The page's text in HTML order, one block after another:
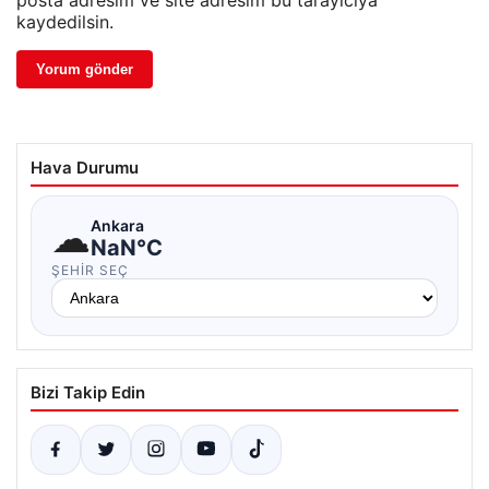
kaydedilsin.
Hava Durumu
☁Ankara
NaN°C
ŞEHIR SEÇ
Bizi Takip Edin